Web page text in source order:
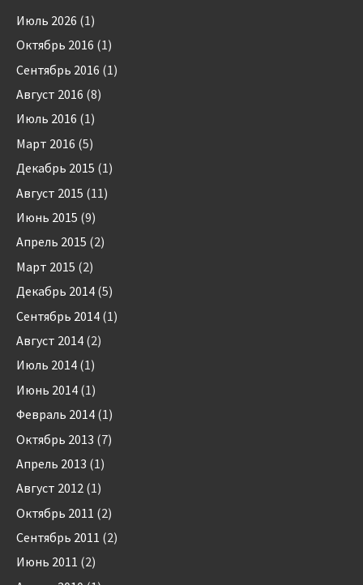
Июль 2026 (1)
Октябрь 2016 (1)
Сентябрь 2016 (1)
Август 2016 (8)
Июль 2016 (1)
Март 2016 (5)
Декабрь 2015 (1)
Август 2015 (11)
Июнь 2015 (9)
Апрель 2015 (2)
Март 2015 (2)
Декабрь 2014 (5)
Сентябрь 2014 (1)
Август 2014 (2)
Июль 2014 (1)
Июнь 2014 (1)
Февраль 2014 (1)
Октябрь 2013 (7)
Апрель 2013 (1)
Август 2012 (1)
Октябрь 2011 (2)
Сентябрь 2011 (2)
Июнь 2011 (2)